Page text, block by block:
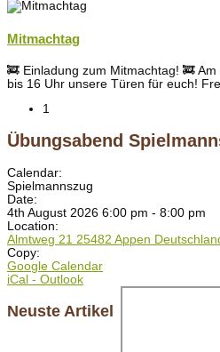
Mitmachtag
🚒 Einladung zum Mitmachtag! 🚒
bis 16 Uhr unsere Türen für euch!
1
Übungsabend
Calendar:
Spielmannszug
Date:
4th August 2026 6:00 pm - 8:00 pm
Location:
Almtweg 21 25482 Appen
Copy:
Google Calendar
iCal - Outlook
Neuste Artikel